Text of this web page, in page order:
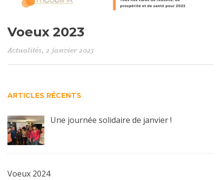
Voeux 2023
Actualités, 2 janvier 2023
ARTICLES RÉCENTS
Une journée solidaire de janvier !
Voeux 2024